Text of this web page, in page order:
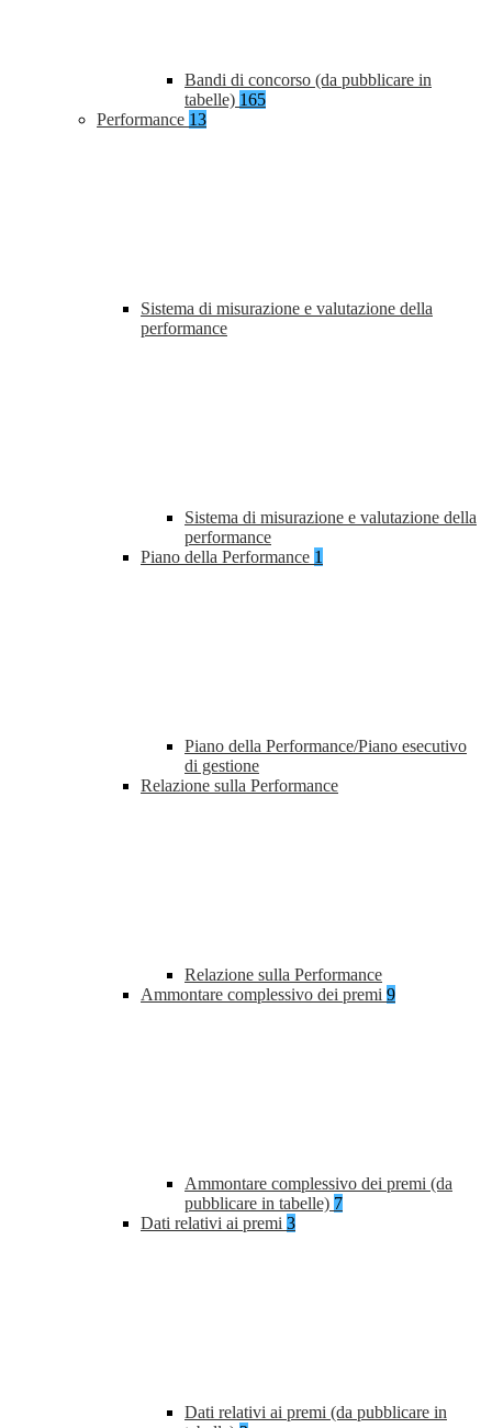
Bandi di concorso (da pubblicare in
tabelle) 165
Performance 13
Sistema di misurazione e valutazione della
performance
Sistema di misurazione e valutazione della
performance
Piano della Performance 1
Piano della Performance/Piano esecutivo
di gestione
Relazione sulla Performance
Relazione sulla Performance
Ammontare complessivo dei premi 9
Ammontare complessivo dei premi (da
pubblicare in tabelle) 7
Dati relativi ai premi 3
Dati relativi ai premi (da pubblicare in